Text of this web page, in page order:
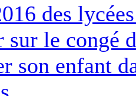
des
sur le congé
son enfant